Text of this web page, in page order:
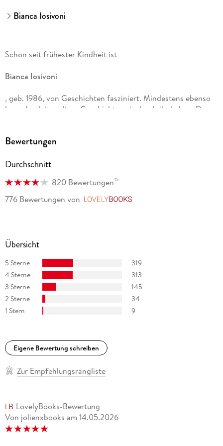
Bianca Iosivoni
Schon seit frühester Kindheit ist
Bianca Iosivoni
, geb. 1986, von Geschichten fasziniert. Mindestens ebenso
lange begleiten diese Geschichten sie durch ihr Leben. Den
aufzuhören.
schreibt Romane über alltägliche Herausforderungen,
Roman zu arbeiten. Nach einem längeren Aufenthalt in
Schottland lebt die Autorin heute in Leipzig, wo ihre
Wohnung einer Bibliothek ähnelt.
Bewertungen
Durchschnitt
820 Bewertungen15
776 Bewertungen von
Übersicht
5 Sterne
319
4 Sterne
313
3 Sterne
145
2 Sterne
34
1 Stern
9
Eigene Bewertung schreiben
Zur Empfehlungsrangliste
LovelyBooks-Bewertung
Von jolienxbooks am 14.05.2026